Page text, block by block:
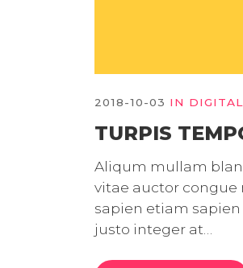
2018-10-03 IN
TURPIS
Aliqum mullam
vitae auctor congue
sapien etiam
justo integer at…